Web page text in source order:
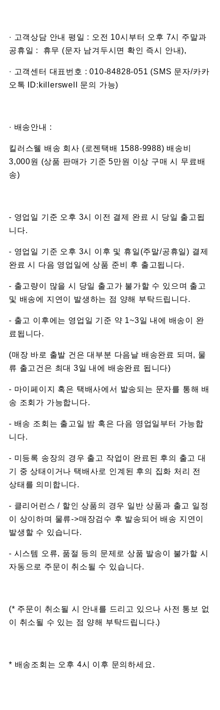
· 고객상담 안내 평일 : 오전 10시부터 오후 7시 주말과
공휴일 : 휴무 (문자 남겨두시면 확인 즉시 안내),
· 고객센터 대표번호 : 010-84828-051 (SMS 문자/카카
오톡 ID:killerswell 문의 가능)
· 배송안내 :
킬러스웰 배송 회사 (로젠택배 1588-9988) 배송비
3,000원 (상품 판매가 기준 5만원 이상 구매 시 무료배
송)
- 영업일 기준 오후 3시 이전 결제 완료 시 당일 출고됩
니다.
- 영업일 기준 오후 3시 이후 및 휴일(주말/공휴일) 결제
완료 시 다음 영업일에 상품 준비 후 출고됩니다.
- 출고량이 많을 시 당일 출고가 불가할 수 있으며 출고
및 배송에 지연이 발생하는 점 양해 부탁드립니다.
- 출고 이후에는 영업일 기준 약 1~3일 내에 배송이 완
료됩니다.
(매장 바로 출발 건은 대부분 다음날 배송완료 되며, 물
류 출고건은 최대 3일 내에 배송완료 됩니다)
- 마이페이지 혹은 택배사에서 발송되는 문자를 통해 배
송 조회가 가능합니다.
- 배송 조회는 출고일 밤 혹은 다음 영업일부터 가능합
니다.
- 미등록 송장의 경우 출고 작업이 완료된 후의 출고 대
기 중 상태이거나 택배사로 인계된 후의 집화 처리 전
상태를 의미합니다.
- 클리어런스 / 할인 상품의 경우 일반 상품과 출고 일정
이 상이하며 물류->매장검수 후 발송되어 배송 지연이
발생할 수 있습니다.
- 시스템 오류, 품절 등의 문제로 상품 발송이 불가할 시
자동으로 주문이 취소될 수 있습니다.
(* 주문이 취소될 시 안내를 드리고 있으나 사전 통보 없
이 취소될 수 있는 점 양해 부탁드립니다.)
* 배송조회는 오후 4시 이후 문의하세요.